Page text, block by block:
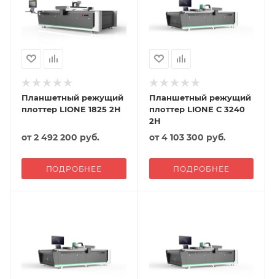
Планшетный режущий
плоттер LIONE 1825 2H
от2 492 200 руб.
ПОДРОБНЕЕ
Планшетный режущий
плоттер LIONE С 3240
2Н
от4 103 300 руб.
ПОДРОБНЕЕ